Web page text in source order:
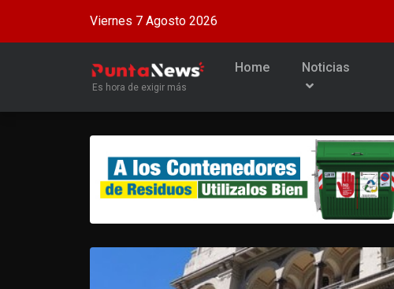
Viernes 7 Agosto 2026
Es hora de exigir más
Home Noticias